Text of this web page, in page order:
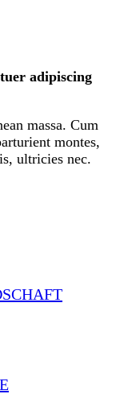
adipiscing
massa. Cum
montes,
ultricies nec.